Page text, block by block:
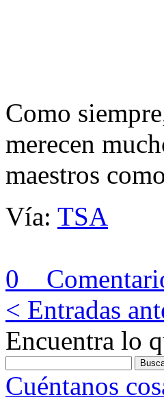
Como
merecen
maestros
Vía: TSA
0
< Entradas
Encuentra lo
Cuéntanos